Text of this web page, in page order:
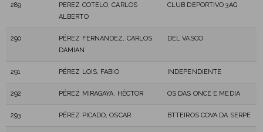
289
PEREZ COTELO, CARLOS
ALBERTO
CLUB DEPORTIVO 3AG
290
PÉREZ FERNANDEZ, CARLOS
DAMIAN
DEL VASCO
291 PÉREZ LOIS, FABIO INDEPENDIENTE
292 PÉREZ MIRAGAYA, HÉCTOR OS DAS ONCE E MEDIA
293 PÉREZ PICADO, OSCAR BTTEIROS COVA DA SERPE